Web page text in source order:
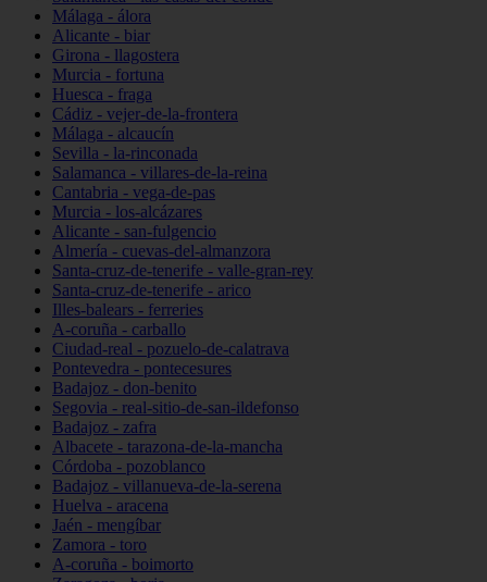
Málaga - álora
Alicante - biar
Girona - llagostera
Murcia - fortuna
Huesca - fraga
Cádiz - vejer-de-la-frontera
Málaga - alcaucín
Sevilla - la-rinconada
Salamanca - villares-de-la-reina
Cantabria - vega-de-pas
Murcia - los-alcázares
Alicante - san-fulgencio
Almería - cuevas-del-almanzora
Santa-cruz-de-tenerife - valle-gran-rey
Santa-cruz-de-tenerife - arico
Illes-balears - ferreries
A-coruña - carballo
Ciudad-real - pozuelo-de-calatrava
Pontevedra - pontecesures
Badajoz - don-benito
Segovia - real-sitio-de-san-ildefonso
Badajoz - zafra
Albacete - tarazona-de-la-mancha
Córdoba - pozoblanco
Badajoz - villanueva-de-la-serena
Huelva - aracena
Jaén - mengíbar
Zamora - toro
A-coruña - boimorto